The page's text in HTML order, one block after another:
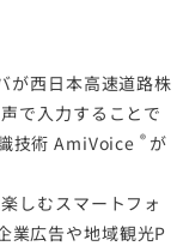
が西日本高速道路株
で入力することで
技術AmiVoice ® が
しむスマートフォ
業広告や地域観光P